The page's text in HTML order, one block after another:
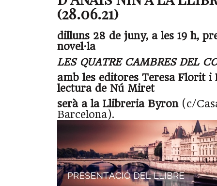
(28.06.21)
dilluns 28 de juny, a les 19 h,
novel·la
LES QUATRE CAMBRES DEL
amb les editores Teresa Florit i
lectura de Nú Miret
serà a la Llibreria Byron(c/
Barcelona).